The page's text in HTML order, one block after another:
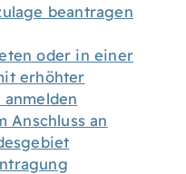
beantragen
oder in einer
erhöhter
Anschluss an